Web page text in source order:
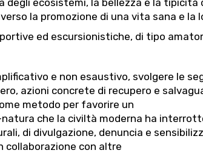
degli ecosistemi, la bellezza e la
la promozione di una vita sana e
ed escursionistiche, di tipo
e non esaustivo, svolgere le
azioni concrete di recupero e
metodo per favorire un
che la civiltà moderna ha
di divulgazione, denuncia e
collaborazione con altre